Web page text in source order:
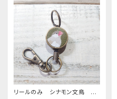
リールのみ シナモン文鳥 グ